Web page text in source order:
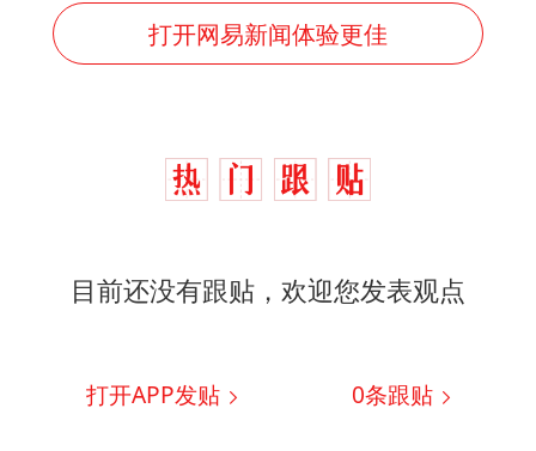
打开网易新闻体验更佳
目前还没有跟贴，欢迎您发表观点
打开APP发贴 0条跟贴